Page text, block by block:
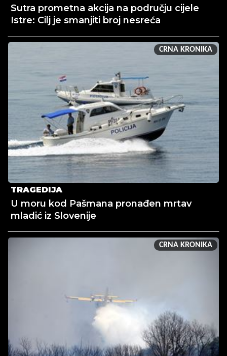
Sutra prometna akcija na području cijele
Istre: Cilj je smanjiti broj nesreća
CRNA KRONIKA
TRAGEDIJA
U moru kod Pašmana pronađen mrtav
mladić iz Slovenije
CRNA KRONIKA